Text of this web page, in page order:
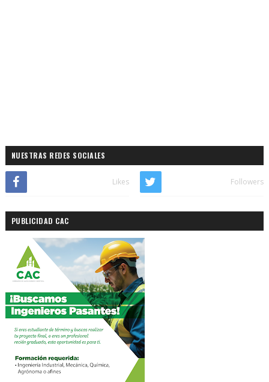
NUESTRAS REDES SOCIALES
Likes Followers
PUBLICIDAD CAC